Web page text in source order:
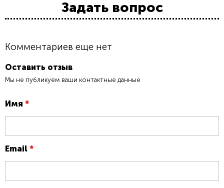
Задать вопрос
Комментариев еще нет
Оставить отзыв
Мы не публикуем ваши контактные данные
Имя *
Email *